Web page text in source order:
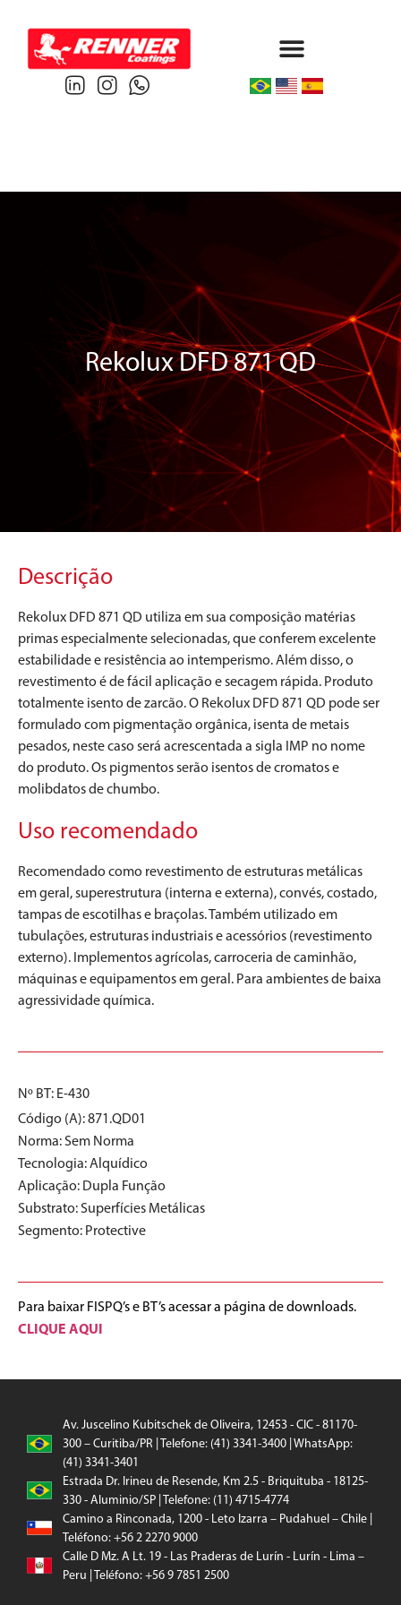
Rekolux DFD 871 QD
Descrição
Rekolux DFD 871 QD utiliza em sua composição matérias
primas especialmente selecionadas, que conferem excelente
estabilidade e resistência ao intemperismo. Além disso, o
revestimento é de fácil aplicação e secagem rápida. Produto
totalmente isento de zarcão. O Rekolux DFD 871 QD pode ser
formulado com pigmentação orgânica, isenta de metais
pesados, neste caso será acrescentada a sigla IMP no nome
do produto. Os pigmentos serão isentos de cromatos e
molibdatos de chumbo.
Uso recomendado
Recomendado como revestimento de estruturas metálicas
em geral, superestrutura (interna e externa), convés, costado,
tampas de escotilhas e braçolas. Também utilizado em
tubulações, estruturas industriais e acessórios (revestimento
externo). Implementos agrícolas, carroceria de caminhão,
máquinas e equipamentos em geral. Para ambientes de baixa
agressividade química.
Nº BT: E-430
Código (A): 871.QD01
Norma:Sem Norma
Tecnologia:Alquídico
Aplicação: Dupla Função
Substrato:Superfícies Metálicas
Segmento: Protective
Para baixar FISPQ’s e BT’s acessar a página de downloads.
CLIQUE AQUI
Av. Juscelino Kubitschek de Oliveira, 12453 - CIC - 81170-
300 – Curitiba/PR | Telefone: (41) 3341-3400 | WhatsApp:
(41) 3341-3401
Estrada Dr. Irineu de Resende, Km 2.5 - Briquituba - 18125-
330 - Aluminio/SP | Telefone: (11) 4715-4774
Camino a Rinconada, 1200 - Leto Izarra – Pudahuel – Chile |
Teléfono: +56 2 2270 9000
Calle D Mz. A Lt. 19 - Las Praderas de Lurín - Lurín - Lima –
Peru | Teléfono: +56 9 7851 2500